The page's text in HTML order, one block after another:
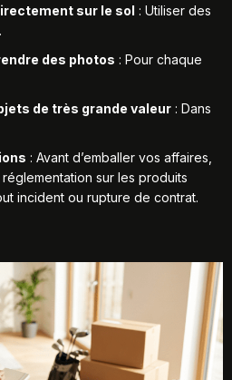
sur le sol : Utiliser des
des photos : Pour chaque
de très grande valeur : Dans
: Avant d’emballer vos affaires,
réglementation sur les produits
incident ou rupture de contrat.